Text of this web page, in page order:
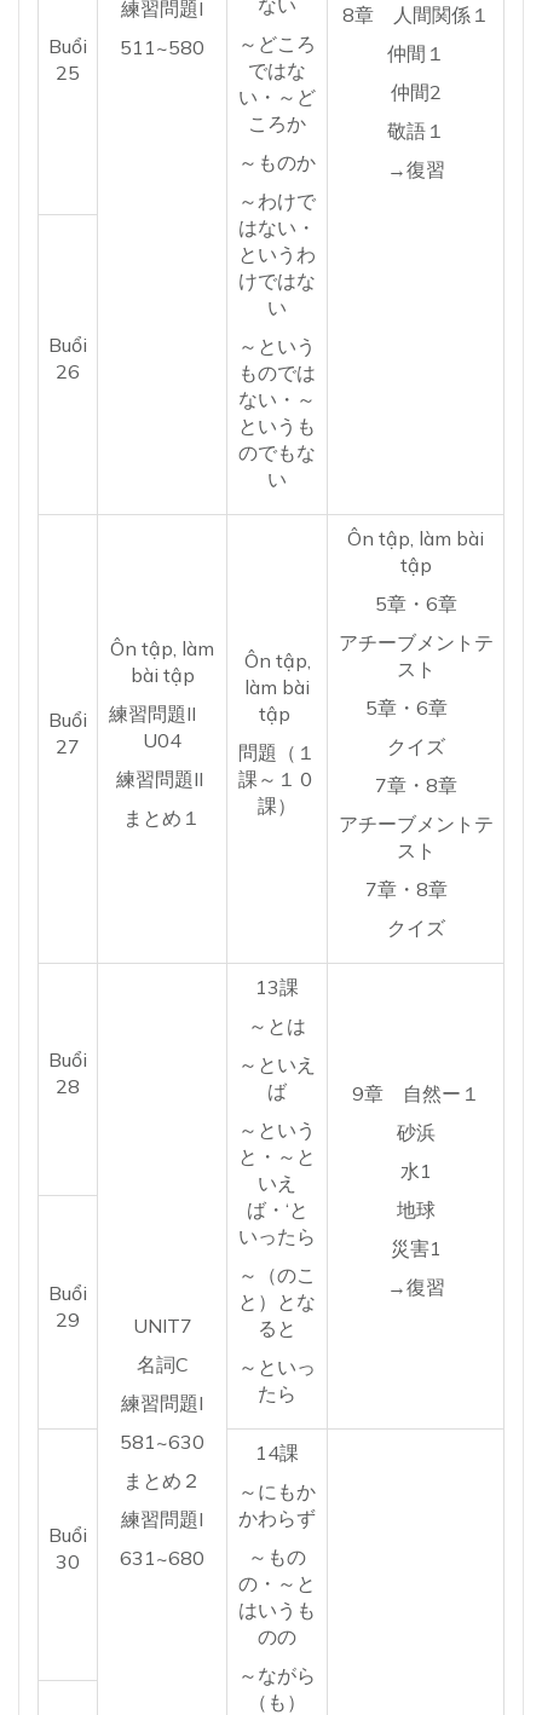
練習問題I
511~580
8章 人間関係１
仲間１
仲間2
敬語１
→復習
Buổi
25
ない
～どころ
ではな
い・～ど
ころか
～ものか
～わけで
はない・
というわ
けではな
い
～という
ものでは
ない・～
というも
のでもな
い
Buổi
26
Buổi
27
Ôn tập, làm
bài tập
練習問題II
U04
練習問題II
まとめ１
Ôn tập,
làm bài
tập
問題（１
課～１０
課）
Ôn tập, làm bài
tập
5章・6章
アチーブメントテ
スト
5章・6章
クイズ
7章・8章
アチーブメントテ
スト
7章・8章
クイズ
Buổi
28
UNIT7
名詞C
練習問題I
581~630
まとめ２
練習問題I
631~680
13課
～とは
～といえ
ば
～という
と・～と
いえ
ば・‘と
いったら
～（のこ
と）とな
ると
～といっ
たら
9章 自然ー１
砂浜
水1
地球
災害1
→復習
Buổi
29
Buổi
30
14課
～にもか
かわらず
～もの
の・～と
はいうも
のの
～ながら
（も）